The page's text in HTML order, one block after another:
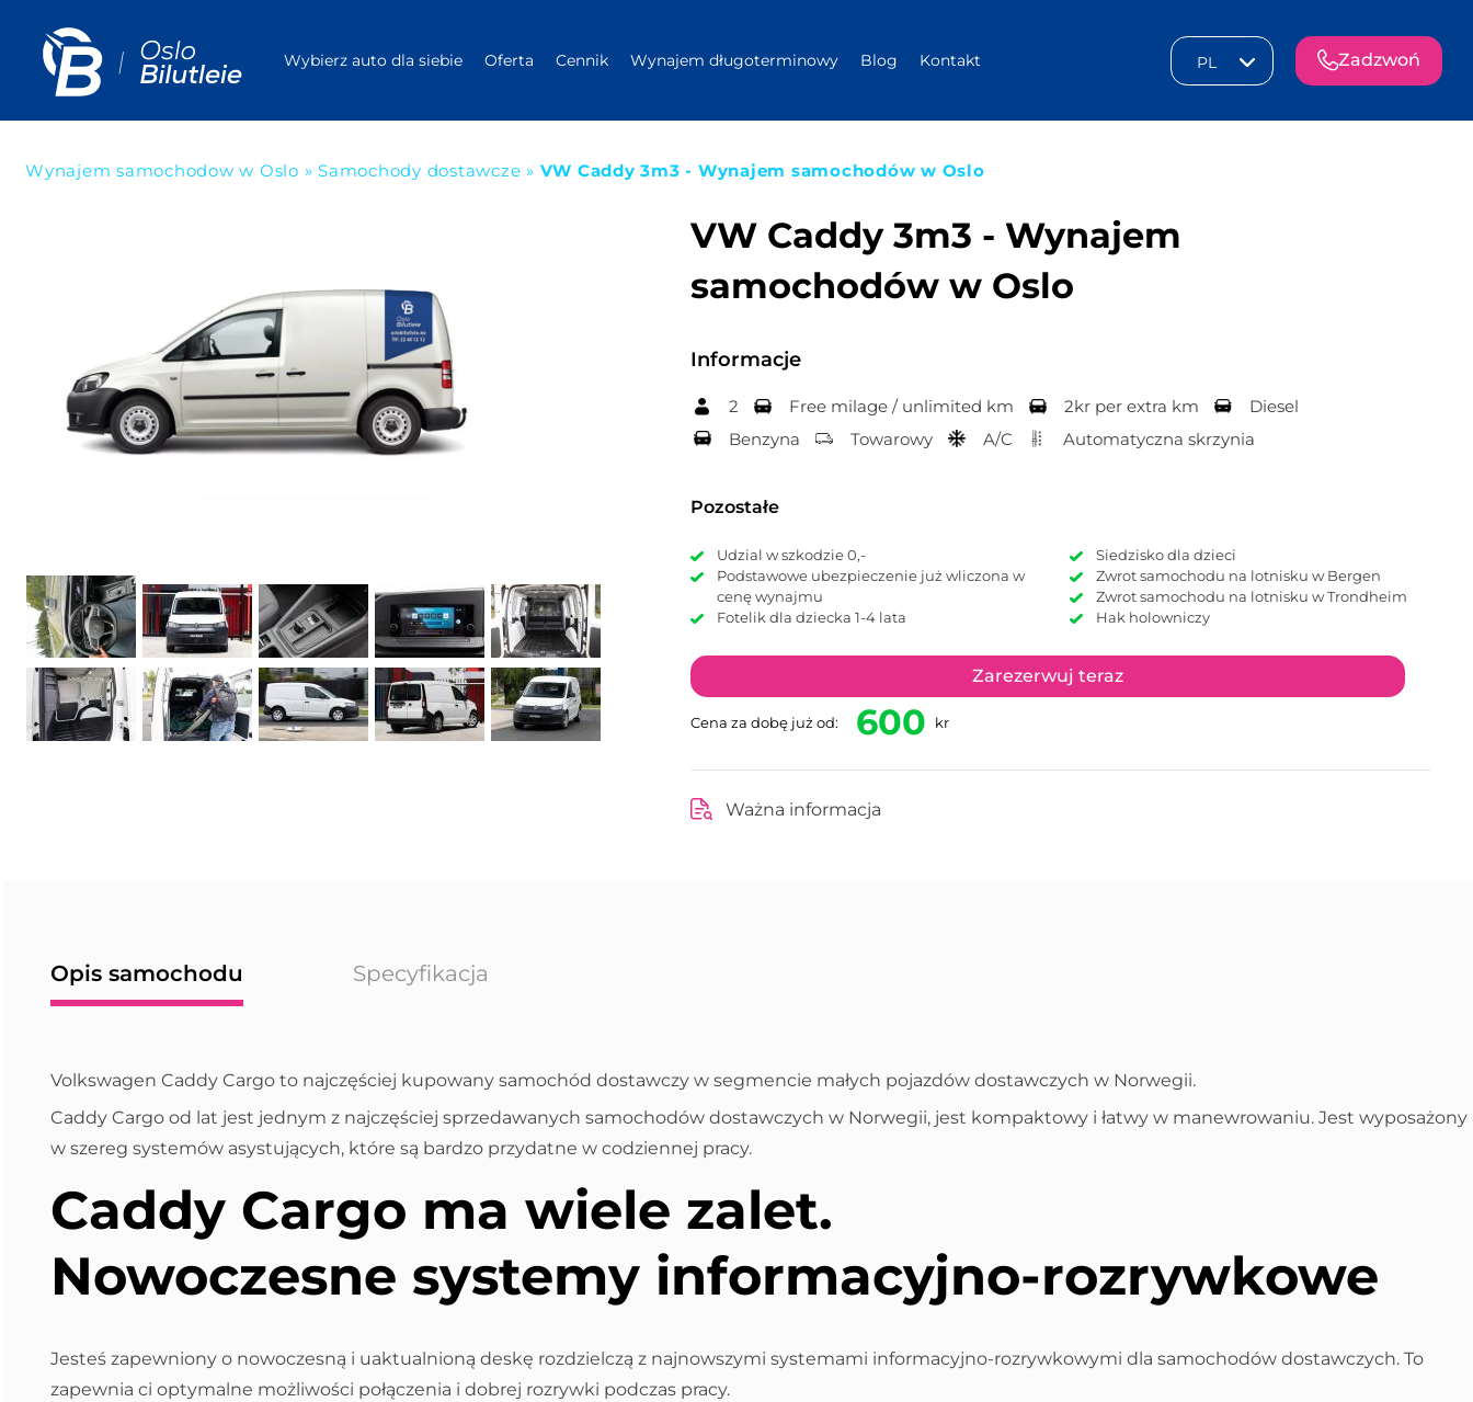
Wybierz auto dla siebie Oferta Cennik Wynajem długoterminowy Blog Kontakt PL Zadzwoń
Wynajem samochodow w Oslo » Samochody dostawcze » VW Caddy 3m3 - Wynajem samochodów w Oslo
VW Caddy 3m3 - Wynajem
samochodów w Oslo
Informacje
2 Free milage / unlimited km 2kr per extra km
Diesel
Benzyna
Towarowy A/C Automatyczna skrzynia
Pozostałe
Udzial w szkodzie 0,-
Podstawowe ubezpieczenie już wliczona w
cenę wynajmu
Fotelik dla dziecka 1-4 lata
Siedzisko dla dzieci
Zwrot samochodu na lotnisku w Bergen
Zwrot samochodu na lotnisku w Trondheim
Hak holowniczy
Zarezerwuj teraz
Cena za dobę już od: 600 kr
Ważna informacja
Opis samochodu Specyfikacja
Volkswagen Caddy Cargo to najczęściej kupowany samochód dostawczy w segmencie małych pojazdów dostawczych w Norwegii.
Caddy Cargo od lat jest jednym z najczęściej sprzedawanych samochodów dostawczych w Norwegii, jest kompaktowy i łatwy w manewrowaniu. Jest wyposażony
w szereg systemów asystujących, które są bardzo przydatne w codziennej pracy.
Caddy Cargo ma wiele zalet.
Nowoczesne systemy informacyjno-rozrywkowe
Jesteś zapewniony o nowoczesną i uaktualnioną deskę rozdzielczą z najnowszymi systemami informacyjno-rozrywkowymi dla samochodów dostawczych. To
zapewnia ci optymalne możliwości połączenia i dobrej rozrywki podczas pracy.